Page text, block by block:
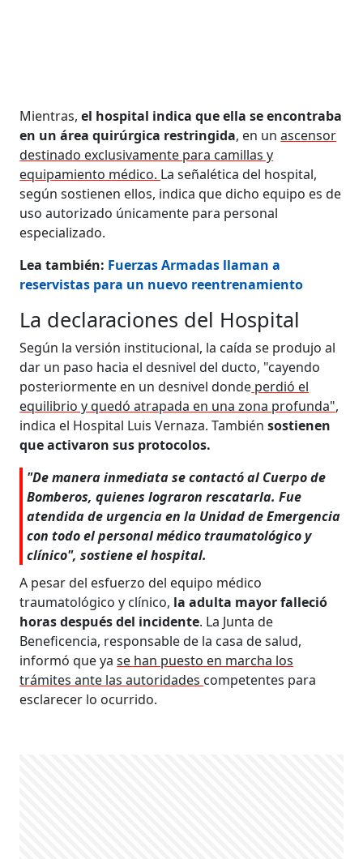
Mientras,el hospital indica que ella se encontraba
en un área quirúrgica restringida, en unascensor
destinado exclusivamente para camillas y
equipamiento médico. La señalética del hospital,
según sostienen ellos, indica que dicho equipo es de
uso autorizado únicamente para personal
especializado.
Lea también: Fuerzas Armadas llaman a
reservistas para un nuevo reentrenamiento
La declaraciones del Hospital
Según la versión institucional, la caída se produjo al
dar un paso hacia el desnivel del ducto, "cayendo
posteriormente en un desnivel donde perdió el
equilibrio y quedó atrapada en una zona profunda",
indica el Hospital Luis Vernaza. Tambiénsostienen
que activaron sus protocolos.
"De manera inmediata se contactó al Cuerpo de
Bomberos, quienes lograron rescatarla. Fue
atendida de urgencia en la Unidad de Emergencia
con todo el personal médico traumatológico y
clínico", sostiene el hospital.
A pesar del esfuerzo del equipo médico
traumatológico y clínico, la adulta mayor falleció
horas después del incidente. La Junta de
Beneficencia, responsable de la casa de salud,
informó que yase han puesto en marcha los
trámites ante las autoridades competentes para
esclarecer lo ocurrido.